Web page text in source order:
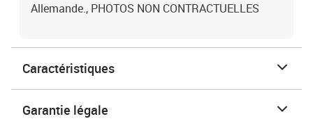
Allemande., PHOTOS NON CONTRACTUELLES
Caractéristiques
Garantie légale